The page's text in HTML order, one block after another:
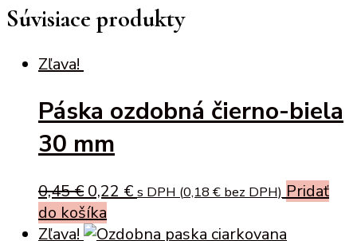
Súvisiace produkty
Zľava!
Páska ozdobná čierno-biela
30 mm
0,45€ Original
price
was:
0,22 €Current
is:
s DPH (0,18 € bez DPH) Pridať
do košíka
Zľava!